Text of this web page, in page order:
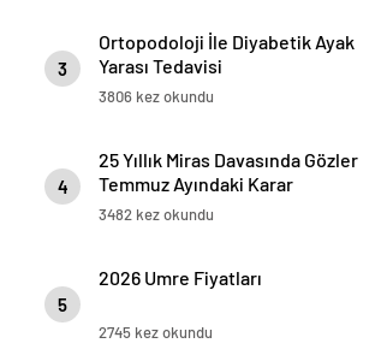
3
Ortopodoloji İle Diyabetik Ayak
Yarası Tedavisi
3806 kez okundu
4
25 Yıllık Miras Davasında Gözler
Temmuz Ayındaki Karar
Duruşmasına Çevrildi
3482 kez okundu
5
2026 Umre Fiyatları
2745 kez okundu